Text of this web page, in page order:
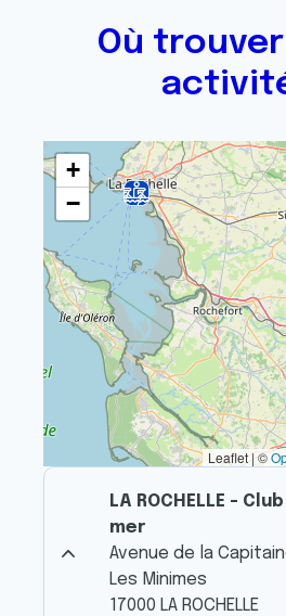
Où
+
−
Leaflet | ©
LA ROCHELLE -
mer
Avenue de la
Les Minimes
17000 LA ROCHELLE